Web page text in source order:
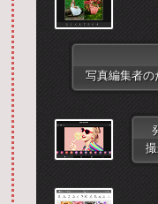
写真編集者の